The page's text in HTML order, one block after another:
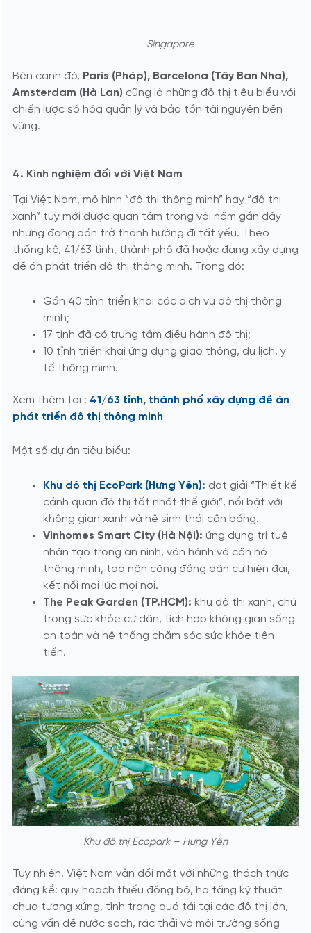
Singapore
Bên cạnh đó, Paris (Pháp), Barcelona (Tây Ban Nha),
Amsterdam (Hà Lan) cũng là những đô thị tiêu biểu với
chiến lược số hóa quản lý và bảo tồn tài nguyên bền
vững.
4. Kinh nghiệm đối với Việt Nam
Tại Việt Nam, mô hình “đô thị thông minh” hay “đô thị
xanh” tuy mới được quan tâm trong vài năm gần đây
nhưng đang dần trở thành hướng đi tất yếu. Theo
thống kê, 41/63 tỉnh, thành phố đã hoặc đang xây dựng
đề án phát triển đô thị thông minh. Trong đó:
Gần 40 tỉnh triển khai các dịch vụ đô thị thông
minh;
17 tỉnh đã có trung tâm điều hành đô thị;
10 tỉnh triển khai ứng dụng giao thông, du lịch, y
tế thông minh.
Xem thêm tại : 41/63 tỉnh, thành phố xây dựng đề án
phát triển đô thị thông minh
Một số dự án tiêu biểu:
Khu đô thị EcoPark (Hưng Yên): đạt giải “Thiết kế
cảnh quan đô thị tốt nhất thế giới”, nổi bật với
không gian xanh và hệ sinh thái cân bằng.
Vinhomes Smart City (Hà Nội): ứng dụng trí tuệ
nhân tạo trong an ninh, vận hành và căn hộ
thông minh, tạo nên cộng đồng dân cư hiện đại,
kết nối mọi lúc mọi nơi.
The Peak Garden (TP.HCM): khu đô thị xanh, chú
trọng sức khỏe cư dân, tích hợp không gian sống
an toàn và hệ thống chăm sóc sức khỏe tiên
tiến.
Khu đô thị Ecopark – Hưng Yên
Tuy nhiên, Việt Nam vẫn đối mặt với những thách thức
đáng kể: quy hoạch thiếu đồng bộ, hạ tầng kỹ thuật
chưa tương xứng, tình trạng quá tải tại các đô thị lớn,
cùng vấn đề nước sạch, rác thải và môi trường sống